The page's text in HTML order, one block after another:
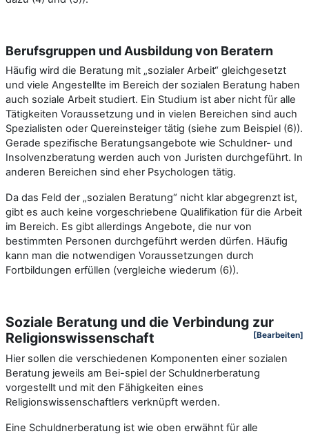
Berufsgruppen und Ausbildung von Beratern
Häufig wird die Beratung mit „sozialer Arbeit“ gleichgesetzt
und viele Angestellte im Bereich der sozialen Beratung haben
auch soziale Arbeit studiert. Ein Studium ist aber nicht für alle
Tätigkeiten Voraussetzung und in vielen Bereichen sind auch
Spezialisten oder Quereinsteiger tätig (siehe zum Beispiel (6)).
Gerade spezifische Beratungsangebote wie Schuldner- und
Insolvenzberatung werden auch von Juristen durchgeführt. In
anderen Bereichen sind eher Psychologen tätig.
Da das Feld der „sozialen Beratung“ nicht klar abgegrenzt ist,
gibt es auch keine vorgeschriebene Qualifikation für die Arbeit
im Bereich. Es gibt allerdings Angebote, die nur von
bestimmten Personen durchgeführt werden dürfen. Häufig
kann man die notwendigen Voraussetzungen durch
Fortbildungen erfüllen (vergleiche wiederum (6)).
Soziale Beratung und die Verbindung zur
Religionswissenschaft
[Bearbeiten]
Hier sollen die verschiedenen Komponenten einer sozialen
Beratung jeweils am Bei-spiel der Schuldnerberatung
vorgestellt und mit den Fähigkeiten eines
Religionswissenschaftlers verknüpft werden.
Eine Schuldnerberatung ist wie oben erwähnt für alle